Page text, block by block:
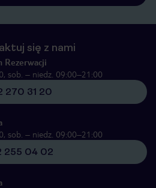
się z nami
Rezerwacji
sob. – niedz. 09:00–21:00
270 31 20
sob. – niedz. 09:00–21:00
255 04 02